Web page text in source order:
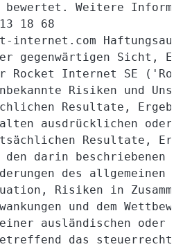
Weitere
18 68
internet.com
gegenwärtigen Sicht,
Rocket Internet SE
Risiken und
Resultate,
ausdrücklichen oder
Resultate,
darin beschriebenen
des allgemeinen
Risiken in
und dem
ausländischen oder
das